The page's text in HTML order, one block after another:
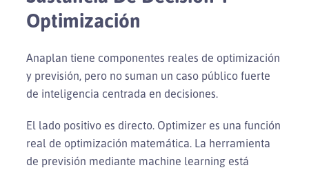
Optimización
Anaplan tiene componentes reales de optimización
y previsión, pero no suman un caso público fuerte
de inteligencia centrada en decisiones.
El lado positivo es directo. Optimizer es una función
real de optimización matemática. La herramienta
de previsión mediante machine learning está